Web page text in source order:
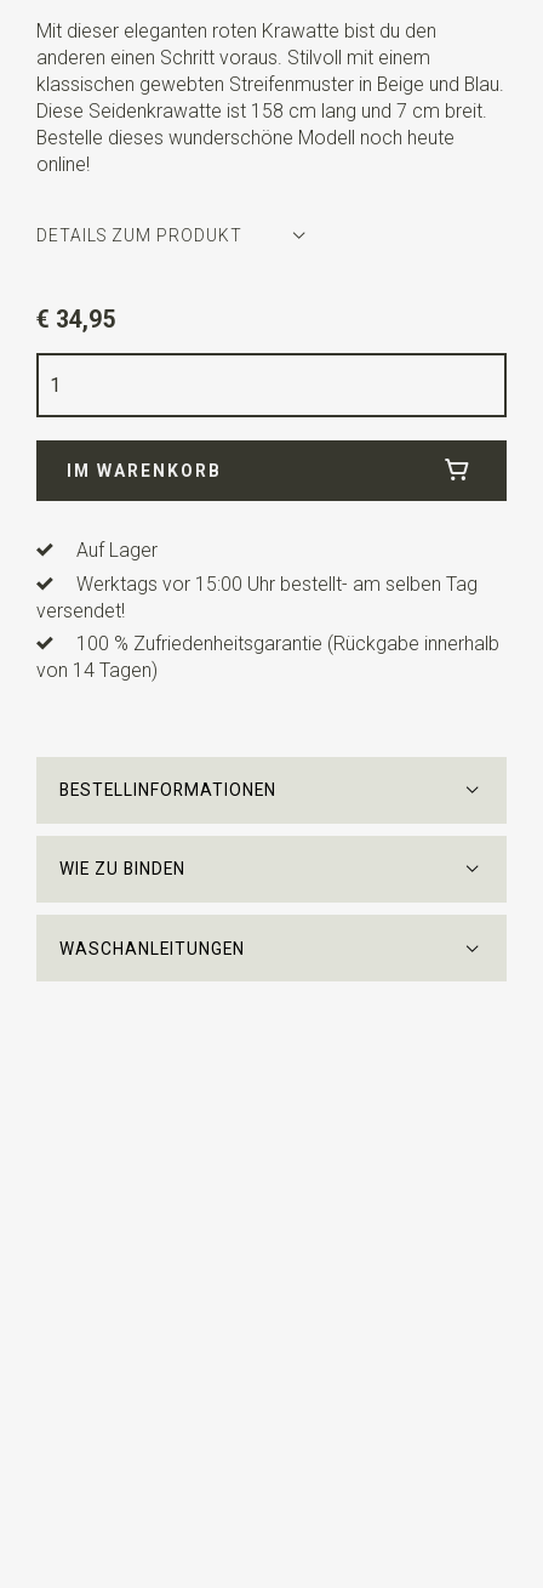
Mit dieser eleganten roten Krawatte bist du den
anderen einen Schritt voraus. Stilvoll mit einem
klassischen gewebten Streifenmuster in Beige und Blau.
Diese Seidenkrawatte ist 158 cm lang und 7 cm breit.
Bestelle dieses wunderschöne Modell noch heute
online!
DETAILS ZUM PRODUKT
Farbe
Qualität
Länge ca. 158 cm
€ 34,95
IM WARENKORB
Auf Lager
Werktags vor 15:00 Uhr bestellt- am selben Tag
versendet!
100 % Zufriedenheitsgarantie (Rückgabe innerhalb
von 14 Tagen)
BESTELLINFORMATIONEN
WIE ZU BINDEN
WASCHANLEITUNGEN